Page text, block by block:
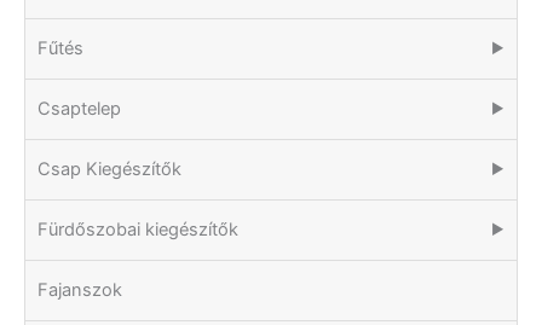
Fűtés ▶
Csaptelep ▶
Csap Kiegészítők ▶
Fürdőszobai kiegészítők ▶
Fajanszok